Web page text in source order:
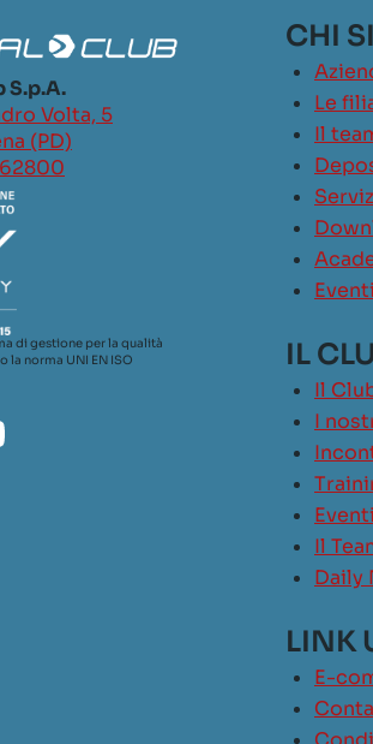
S.p.A.
Volta, 5
(PD)
di gestione per la qualità
norma UNI EN ISO
CHI
Le
Il
Eventi
IL
Il
I
Il
Daily
LINK
E-